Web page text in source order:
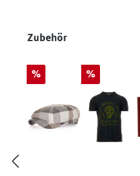
Produktgalerie überspringen
Zubehör
Rabatt
% Rabatt
%